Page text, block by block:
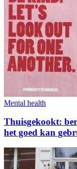
Mental health
Thuisgekookt:
het goed kan